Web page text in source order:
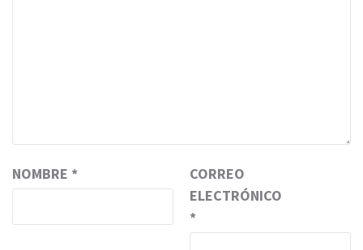
NOMBRE *
CORREO
ELECTRÓNICO
*